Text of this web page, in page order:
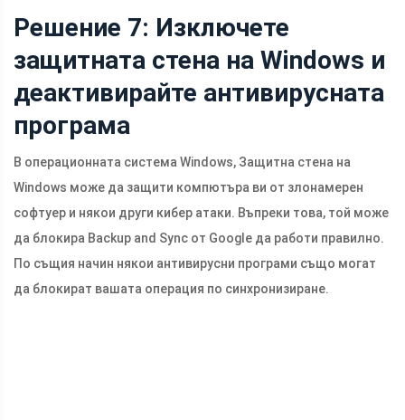
Решение 7: Изключете
защитната стена на Windows и
деактивирайте антивирусната
програма
В операционната система Windows, Защитна стена на
Windows може да защити компютъра ви от злонамерен
софтуер и някои други кибер атаки. Въпреки това, той може
да блокира Backup and Sync от Google да работи правилно.
По същия начин някои антивирусни програми също могат
да блокират вашата операция по синхронизиране.